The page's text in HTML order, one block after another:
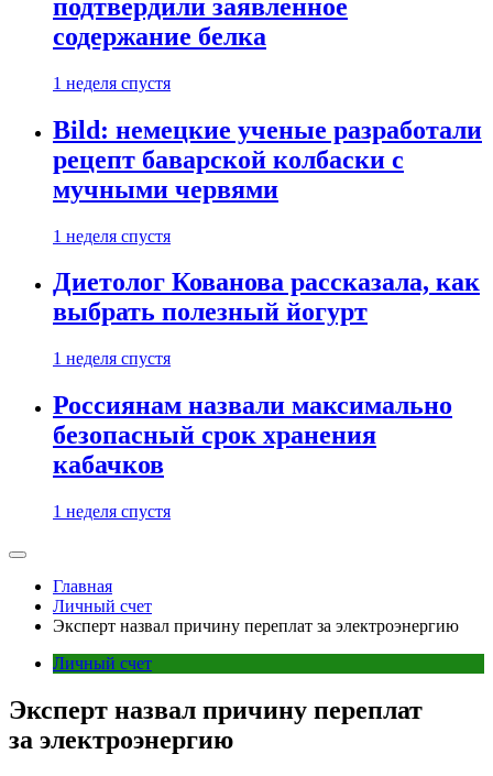
подтвердили заявленное
содержание белка
1 неделя спустя
Bild: немецкие ученые разработали
рецепт баварской колбаски с
мучными червями
1 неделя спустя
Диетолог Кованова рассказала, как
выбрать полезный йогурт
1 неделя спустя
Россиянам назвали максимально
безопасный срок хранения
кабачков
1 неделя спустя
Главная
Личный счет
Эксперт назвал причину переплат за электроэнергию
Личный счет
Эксперт назвал причину переплат
за электроэнергию